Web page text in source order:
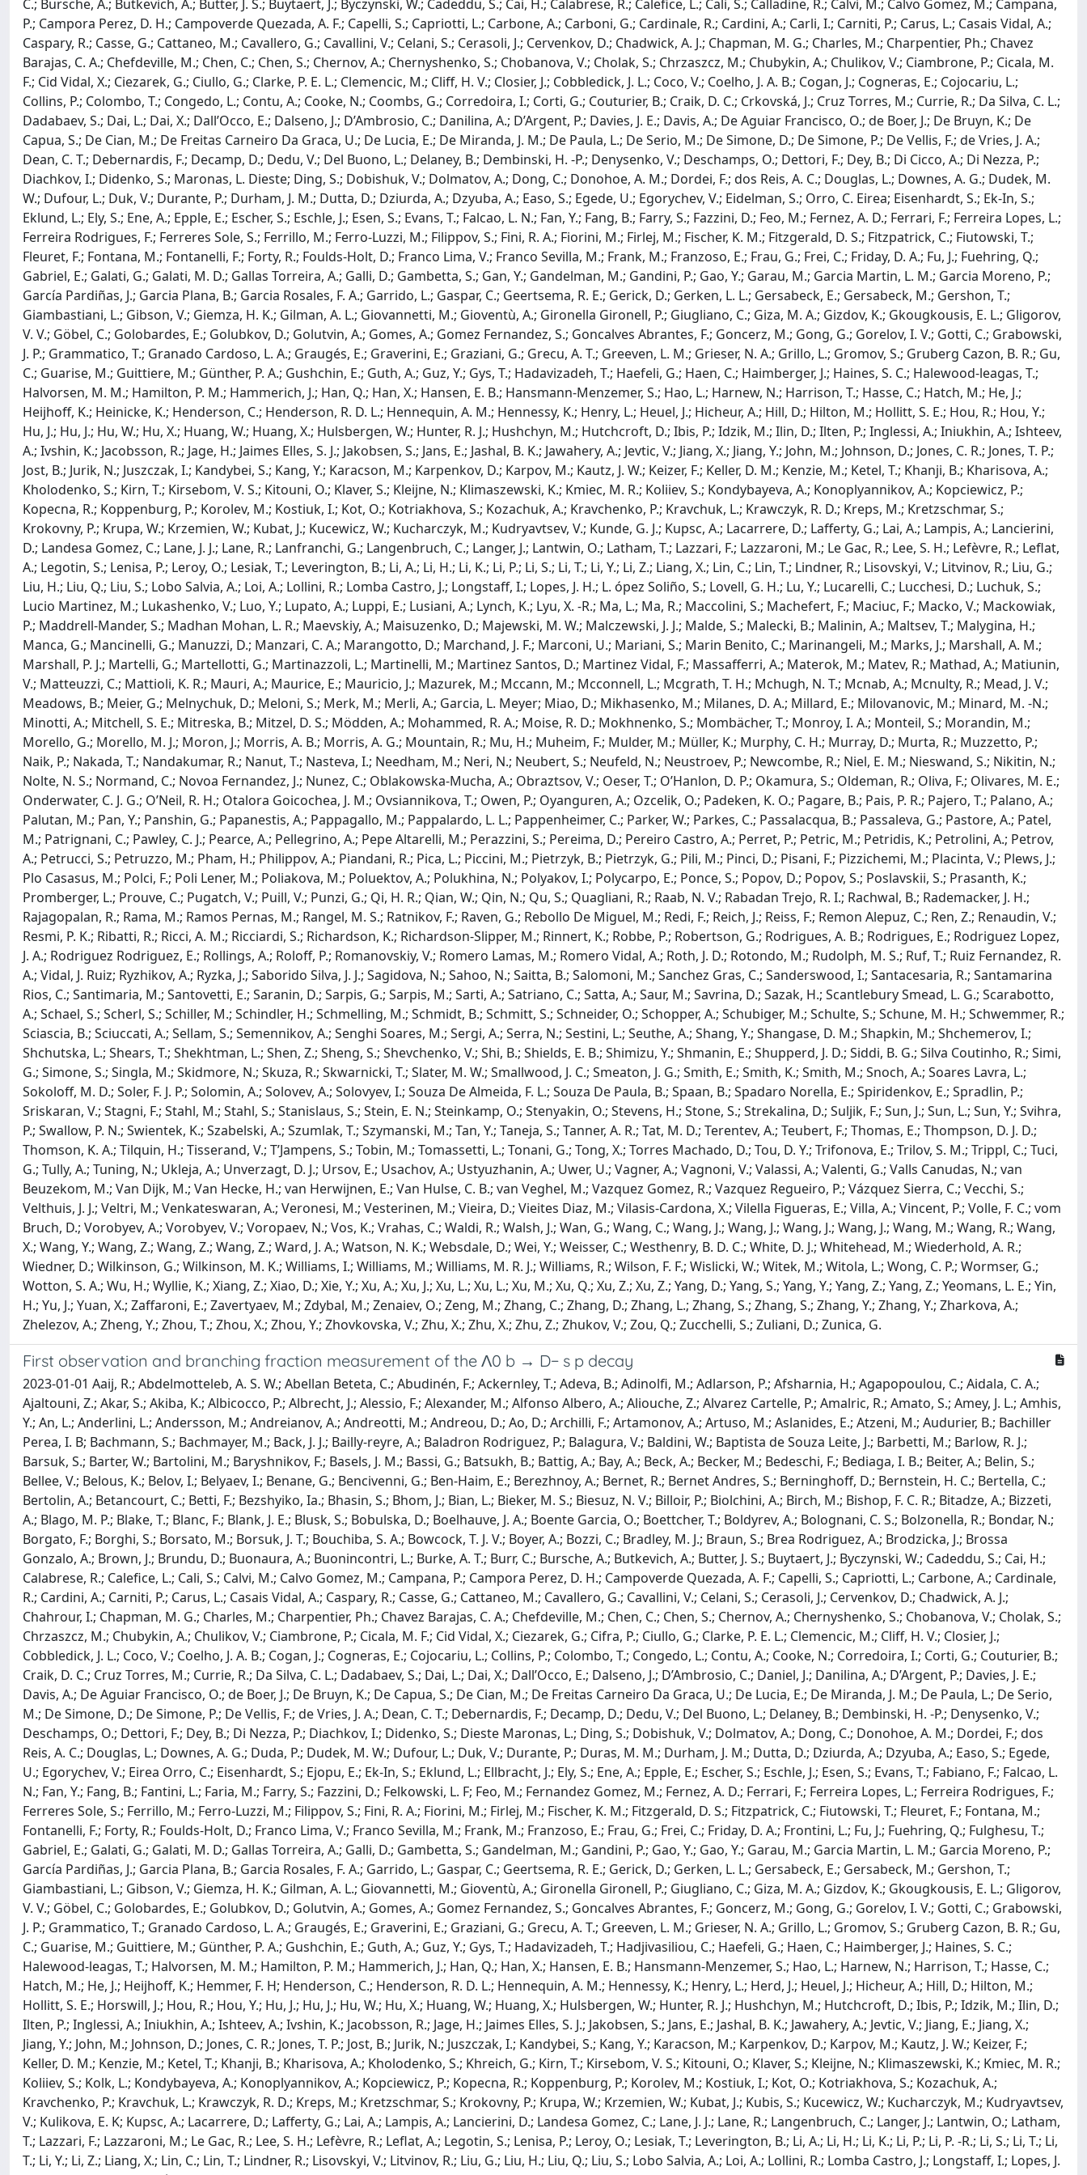
First observation and branching fraction measurement of the Λ0 b → D− s p decay
2023-01-01 Aaij, R.; Abdelmotteleb, A. S. W.; Abellan Beteta, C.; Abudinén, F.; Ackernley, T.; Adeva, B.; Adinolfi, M.; Adlarson, P.; Afsharnia, H.; Agapopoulou, C.; Aidala, C. A.; Ajaltouni, Z.; Akar, S.; Akiba, K.; Albicocco, P.; Albrecht, J.; Alessio, F.; Alexander, M.; Alfonso Albero, A.; Aliouche, Z.; Alvarez Cartelle, P.; Amalric, R.; Amato, S.; Amey, J. L.; Amhis, Y.; An, L.; Anderlini, L.; Andersson, M.; Andreianov, A.; Andreotti, M.; Andreou, D.; Ao, D.; Archilli, F.; Artamonov, A.; Artuso, M.; Aslanides, E.; Atzeni, M.; Audurier, B.; Bachiller Perea, I. B; Bachmann, S.; Bachmayer, M.; Back, J. J.; Bailly-reyre, A.; Baladron Rodriguez, P.; Balagura, V.; Baldini, W.; Baptista de Souza Leite, J.; Barbetti, M.; Barlow, R. J.; Barsuk, S.; Barter, W.; Bartolini, M.; Baryshnikov, F.; Basels, J. M.; Bassi, G.; Batsukh, B.; Battig, A.; Bay, A.; Beck, A.; Becker, M.; Bedeschi, F.; Bediaga, I. B.; Beiter, A.; Belin, S.; Bellee, V.; Belous, K.; Belov, I.; Belyaev, I.; Benane, G.; Bencivenni, G.; Ben-Haim, E.; Berezhnoy, A.; Bernet, R.; Bernet Andres, S.; Berninghoff, D.; Bernstein, H. C.; Bertella, C.; Bertolin, A.; Betancourt, C.; Betti, F.; Bezshyiko, Ia.; Bhasin, S.; Bhom, J.; Bian, L.; Bieker, M. S.; Biesuz, N. V.; Billoir, P.; Biolchini, A.; Birch, M.; Bishop, F. C. R.; Bitadze, A.; Bizzeti, A.; Blago, M. P.; Blake, T.; Blanc, F.; Blank, J. E.; Blusk, S.; Bobulska, D.; Boelhauve, J. A.; Boente Garcia, O.; Boettcher, T.; Boldyrev, A.; Bolognani, C. S.; Bolzonella, R.; Bondar, N.; Borgato, F.; Borghi, S.; Borsato, M.; Borsuk, J. T.; Bouchiba, S. A.; Bowcock, T. J. V.; Boyer, A.; Bozzi, C.; Bradley, M. J.; Braun, S.; Brea Rodriguez, A.; Brodzicka, J.; Brossa Gonzalo, A.; Brown, J.; Brundu, D.; Buonaura, A.; Buonincontri, L.; Burke, A. T.; Burr, C.; Bursche, A.; Butkevich, A.; Butter, J. S.; Buytaert, J.; Byczynski, W.; Cadeddu, S.; Cai, H.; Calabrese, R.; Calefice, L.; Cali, S.; Calvi, M.; Calvo Gomez, M.; Campana, P.; Campora Perez, D. H.; Campoverde Quezada, A. F.; Capelli, S.; Capriotti, L.; Carbone, A.; Cardinale, R.; Cardini, A.; Carniti, P.; Carus, L.; Casais Vidal, A.; Caspary, R.; Casse, G.; Cattaneo, M.; Cavallero, G.; Cavallini, V.; Celani, S.; Cerasoli, J.; Cervenkov, D.; Chadwick, A. J.; Chahrour, I.; Chapman, M. G.; Charles, M.; Charpentier, Ph.; Chavez Barajas, C. A.; Chefdeville, M.; Chen, C.; Chen, S.; Chernov, A.; Chernyshenko, S.; Chobanova, V.; Cholak, S.; Chrzaszcz, M.; Chubykin, A.; Chulikov, V.; Ciambrone, P.; Cicala, M. F.; Cid Vidal, X.; Ciezarek, G.; Cifra, P.; Ciullo, G.; Clarke, P. E. L.; Clemencic, M.; Cliff, H. V.; Closier, J.; Cobbledick, J. L.; Coco, V.; Coelho, J. A. B.; Cogan, J.; Cogneras, E.; Cojocariu, L.; Collins, P.; Colombo, T.; Congedo, L.; Contu, A.; Cooke, N.; Corredoira, I.; Corti, G.; Couturier, B.; Craik, D. C.; Cruz Torres, M.; Currie, R.; Da Silva, C. L.; Dadabaev, S.; Dai, L.; Dai, X.; Dall’Occo, E.; Dalseno, J.; D’Ambrosio, C.; Daniel, J.; Danilina, A.; D’Argent, P.; Davies, J. E.; Davis, A.; De Aguiar Francisco, O.; de Boer, J.; De Bruyn, K.; De Capua, S.; De Cian, M.; De Freitas Carneiro Da Graca, U.; De Lucia, E.; De Miranda, J. M.; De Paula, L.; De Serio, M.; De Simone, D.; De Simone, P.; De Vellis, F.; de Vries, J. A.; Dean, C. T.; Debernardis, F.; Decamp, D.; Dedu, V.; Del Buono, L.; Delaney, B.; Dembinski, H. -P.; Denysenko, V.; Deschamps, O.; Dettori, F.; Dey, B.; Di Nezza, P.; Diachkov, I.; Didenko, S.; Dieste Maronas, L.; Ding, S.; Dobishuk, V.; Dolmatov, A.; Dong, C.; Donohoe, A. M.; Dordei, F.; dos Reis, A. C.; Douglas, L.; Downes, A. G.; Duda, P.; Dudek, M. W.; Dufour, L.; Duk, V.; Durante, P.; Duras, M. M.; Durham, J. M.; Dutta, D.; Dziurda, A.; Dzyuba, A.; Easo, S.; Egede, U.; Egorychev, V.; Eirea Orro, C.; Eisenhardt, S.; Ejopu, E.; Ek-In, S.; Eklund, L.; Ellbracht, J.; Ely, S.; Ene, A.; Epple, E.; Escher, S.; Eschle, J.; Esen, S.; Evans, T.; Fabiano, F.; Falcao, L. N.; Fan, Y.; Fang, B.; Fantini, L.; Faria, M.; Farry, S.; Fazzini, D.; Felkowski, L. F; Feo, M.; Fernandez Gomez, M.; Fernez, A. D.; Ferrari, F.; Ferreira Lopes, L.; Ferreira Rodrigues, F.; Ferreres Sole, S.; Ferrillo, M.; Ferro-Luzzi, M.; Filippov, S.; Fini, R. A.; Fiorini, M.; Firlej, M.; Fischer, K. M.; Fitzgerald, D. S.; Fitzpatrick, C.; Fiutowski, T.; Fleuret, F.; Fontana, M.; Fontanelli, F.; Forty, R.; Foulds-Holt, D.; Franco Lima, V.; Franco Sevilla, M.; Frank, M.; Franzoso, E.; Frau, G.; Frei, C.; Friday, D. A.; Frontini, L.; Fu, J.; Fuehring, Q.; Fulghesu, T.; Gabriel, E.; Galati, G.; Galati, M. D.; Gallas Torreira, A.; Galli, D.; Gambetta, S.; Gandelman, M.; Gandini, P.; Gao, Y.; Gao, Y.; Garau, M.; Garcia Martin, L. M.; Garcia Moreno, P.; García Pardiñas, J.; Garcia Plana, B.; Garcia Rosales, F. A.; Garrido, L.; Gaspar, C.; Geertsema, R. E.; Gerick, D.; Gerken, L. L.; Gersabeck, E.; Gersabeck, M.; Gershon, T.; Giambastiani, L.; Gibson, V.; Giemza, H. K.; Gilman, A. L.; Giovannetti, M.; Gioventù, A.; Gironella Gironell, P.; Giugliano, C.; Giza, M. A.; Gizdov, K.; Gkougkousis, E. L.; Gligorov, V. V.; Göbel, C.; Golobardes, E.; Golubkov, D.; Golutvin, A.; Gomes, A.; Gomez Fernandez, S.; Goncalves Abrantes, F.; Goncerz, M.; Gong, G.; Gorelov, I. V.; Gotti, C.; Grabowski, J. P.; Grammatico, T.; Granado Cardoso, L. A.; Graugés, E.; Graverini, E.; Graziani, G.; Grecu, A. T.; Greeven, L. M.; Grieser, N. A.; Grillo, L.; Gromov, S.; Gruberg Cazon, B. R.; Gu, C.; Guarise, M.; Guittiere, M.; Günther, P. A.; Gushchin, E.; Guth, A.; Guz, Y.; Gys, T.; Hadavizadeh, T.; Hadjivasiliou, C.; Haefeli, G.; Haen, C.; Haimberger, J.; Haines, S. C.; Halewood-leagas, T.; Halvorsen, M. M.; Hamilton, P. M.; Hammerich, J.; Han, Q.; Han, X.; Hansen, E. B.; Hansmann-Menzemer, S.; Hao, L.; Harnew, N.; Harrison, T.; Hasse, C.; Hatch, M.; He, J.; Heijhoff, K.; Hemmer, F. H; Henderson, C.; Henderson, R. D. L.; Hennequin, A. M.; Hennessy, K.; Henry, L.; Herd, J.; Heuel, J.; Hicheur, A.; Hill, D.; Hilton, M.; Hollitt, S. E.; Horswill, J.; Hou, R.; Hou, Y.; Hu, J.; Hu, J.; Hu, W.; Hu, X.; Huang, W.; Huang, X.; Hulsbergen, W.; Hunter, R. J.; Hushchyn, M.; Hutchcroft, D.; Ibis, P.; Idzik, M.; Ilin, D.; Ilten, P.; Inglessi, A.; Iniukhin, A.; Ishteev, A.; Ivshin, K.; Jacobsson, R.; Jage, H.; Jaimes Elles, S. J.; Jakobsen, S.; Jans, E.; Jashal, B. K.; Jawahery, A.; Jevtic, V.; Jiang, E.; Jiang, X.; Jiang, Y.; John, M.; Johnson, D.; Jones, C. R.; Jones, T. P.; Jost, B.; Jurik, N.; Juszczak, I.; Kandybei, S.; Kang, Y.; Karacson, M.; Karpenkov, D.; Karpov, M.; Kautz, J. W.; Keizer, F.; Keller, D. M.; Kenzie, M.; Ketel, T.; Khanji, B.; Kharisova, A.; Kholodenko, S.; Khreich, G.; Kirn, T.; Kirsebom, V. S.; Kitouni, O.; Klaver, S.; Kleijne, N.; Klimaszewski, K.; Kmiec, M. R.; Koliiev, S.; Kolk, L.; Kondybayeva, A.; Konoplyannikov, A.; Kopciewicz, P.; Kopecna, R.; Koppenburg, P.; Korolev, M.; Kostiuk, I.; Kot, O.; Kotriakhova, S.; Kozachuk, A.; Kravchenko, P.; Kravchuk, L.; Krawczyk, R. D.; Kreps, M.; Kretzschmar, S.; Krokovny, P.; Krupa, W.; Krzemien, W.; Kubat, J.; Kubis, S.; Kucewicz, W.; Kucharczyk, M.; Kudryavtsev, V.; Kulikova, E. K; Kupsc, A.; Lacarrere, D.; Lafferty, G.; Lai, A.; Lampis, A.; Lancierini, D.; Landesa Gomez, C.; Lane, J. J.; Lane, R.; Langenbruch, C.; Langer, J.; Lantwin, O.; Latham, T.; Lazzari, F.; Lazzaroni, M.; Le Gac, R.; Lee, S. H.; Lefèvre, R.; Leflat, A.; Legotin, S.; Lenisa, P.; Leroy, O.; Lesiak, T.; Leverington, B.; Li, A.; Li, H.; Li, K.; Li, P.; Li, P. -R.; Li, S.; Li, T.; Li, T.; Li, Y.; Li, Z.; Liang, X.; Lin, C.; Lin, T.; Lindner, R.; Lisovskyi, V.; Litvinov, R.; Liu, G.; Liu, H.; Liu, Q.; Liu, S.; Lobo Salvia, A.; Loi, A.; Lollini, R.; Lomba Castro, J.; Longstaff, I.; Lopes, J. H.; Lopez Huertas, A.; López Soliño, S.; Lovell, G. H.; Lu, Y.; Lucarelli, C.; Lucchesi, D.; Luchuk, S.; Lucio Martinez, M.; Lukashenko, V.; Luo, Y.; Lupato, A.; Luppi, E.; Lusiani, A.; Lynch, K.; Lyu, X. -R.; Ma, R.; Maccolini, S.; Machefert, F.; Maciuc, F.; Mackay, I.; Macko, V.; Madhan Mohan, L. R.; Maevskiy, A.; Maisuzenko, D.; Majewski, M. W.; Malczewski, J. J.; Malde, S.; Malecki, B.; Malinin, A.; Maltsev, T.; Manca, G.; Mancinelli, G.; Mancuso, C.; Manera Escalero, R.; Manuzzi, D.; Manzari, C. A.; Marangotto, D.; Marchand, J. F.; Marconi, U.; Mariani, S.; Marin Benito, C.; Marks, J.; Marshall, A. M.; Marshall, P. J.; Martelli, G.; Martellotti, G.; Martinazzoli, L.; Martinelli, M.; Martinez Santos, D.; Martinez Vidal, F.; Massafferri, A.; Materok, M.; Matev, R.; Mathad, A.; Matiunin, V.; Matteuzzi, C.; Mattioli, K. R.; Mauri, A.; Maurice, E.; Mauricio, J.; Mazurek, M.; Mccann, M.; Mcconnell, L.; Mcgrath, T. H.; Mchugh, N. T.; Mcnab, A.; Mcnulty, R.; Mead, J. V.; Meadows, B.; Meier, G.; Melnychuk, D.; Meloni, S.; Merk, M.; Merli, A.; Meyer Garcia, L.; Miao, D.; Mikhasenko, M.; Milanes, D. A.; Millard, E.; Milovanovic, M.; Minard, M. -N.; Minotti, A.; Miralles, T.; Mitchell, S. E.; Mitreska, B.; Mitzel, D. S.; Mödden, A.; Mohammed, R. A.; Moise, R. D.; Mokhnenko, S.; Mombächer, T.; Monk, M.; Monroy, I. A.; Monteil, S.; Morello, G.; Morello, M. J.; Morgenthaler, M. P.; Moron, J.; Morris, A. B.; Morris, A. G.; Mountain, R.; Mu, H.; Muhammad, E.; Muheim, F.; Mulder, M.; Müller, K.; Murphy, C. H.; Murray, D.; Murta, R.; Muzzetto, P.; Naik, P.; Nakada, T.; Nandakumar, R.; Nanut, T.; Nasteva, I.; Needham, M.; Neri, N.; Neubert, S.; Neufeld, N.; Neustroev, P.; Newcombe, R.; Nicolini, J.; Nicotra, D.; Niel, E. M.; Nieswand, S.; Nikitin, N.; Nolte, N. S.; Normand, C.; Novoa Fernandez, J.; Nowak, G. N; Nunez, C.; Oblakowska-Mucha, A.; Obraztsov, V.; Oeser, T.; Okamura, S.; Oldeman, R.; Oliva, F.; Onderwater, C. J. G.; O’Neil, R. H.; Otalora Goicochea, J. M.; Ovsiannikova, T.; Owen, P.; Oyanguren, A.; Ozcelik, O.; Padeken, K. O.; Pagare, B.; Pais, P. R.; Pajero, T.; Palano, A.; Palutan, M.; Pan, Y.; Panshin, G.; Paolucci, L.; Papanestis, A.; Pappagallo, M.; Pappalardo, L. L.; Pappenheimer, C.; Parker, W.; Parkes, C.; Passalacqua, B.; Passaleva, G.; Pastore, A.; Patel, M.; Patrignani, C.; Pawley, C. J.; Pellegrino, A.